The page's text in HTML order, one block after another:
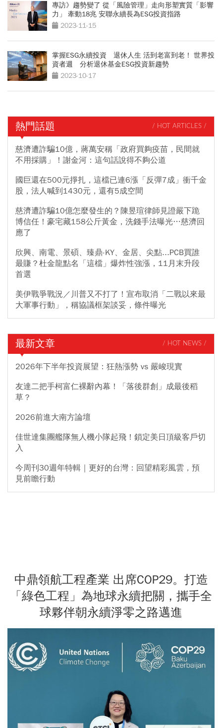
專訪》趨勢變了 從「風險管理」走向形塑實質「影響
力」 牽動18兆 安聯永續長為ESG投資指路
2023-11-15
掌握ESG永續投資 退休人生 活到老富到老！ 世界投
資者週 分析退休基金ESG投資新趨勢
2023-10-17
熱門話題 / HOT ARTICLES /
慈濟遭詐騙10億，蔣萬安稱「政府買夠疫苗，民間就
不用採購」！謝金河：這句話說得不夠公道
國巨還在500元掙扎，這檔已連6漲「反彈7成」衝千金
股，法人喊到1430元，還有5成空間
慈濟遭詐騙10億怎麼發生的？陳昱瑄律師見證嚴下跪
博信任！豪宅藏158公斤黃金，洗錢手法曝光…慈濟回
應了
欣興、南電、景碩、臻鼎-KY、金居、尖點...PCB買誰
最賺？杜金龍點名「這檔」爆炸性強漲，11月末升段
首選
美伊戰爭戰況／川普又不打了！宣布取消「二戰以來最
大軍事行動」，稱協議框架談妥，條件曝光
最新文章 / HOT NEWS /
2026年下半年投資展望：狂熱漲勢 vs 嚴峻現實
友達二把手柯富仁裸辭內幕！「落後群創」成最後稻
草？
2026前進大南方論壇
佳世達集團艦隊無人機小隊起飛！鎖定美日頂級客戶切
入
今周刊30週年特輯｜更好的台灣：回望精彩風雲，預
見前瞻行動
中鼎領航工程產業 出席COP29。打造
「綠色工程」為地球永續把關，攜手全
球夥伴朝永續淨零之路邁進